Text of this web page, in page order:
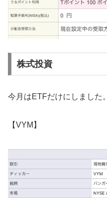
株式投資
今月はETFだけにしました。
【VYM】